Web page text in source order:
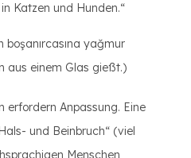
Katzen und Hunden.“
boşanırcasına yağmur
aus einem Glas gießt.)
erfordern Anpassung. Eine
und Beinbruch“ (viel
Menschen